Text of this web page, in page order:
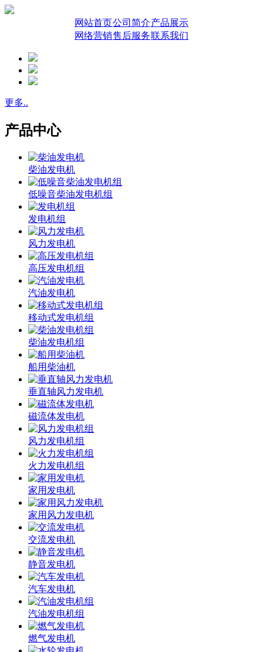
网站首页公司简介产品展示
网络营销售后服务联系我们
更多..
产品中心
柴油发电机
低噪音柴油发电机组
发电机组
风力发电机
高压发电机组
汽油发电机
移动式发电机组
柴油发电机组
船用柴油机
垂直轴风力发电机
磁流体发电机
风力发电机组
火力发电机组
家用发电机
家用风力发电机
交流发电机
静音发电机
汽车发电机
汽油发电机组
燃气发电机